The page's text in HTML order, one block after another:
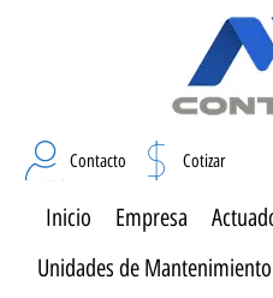
Contacto Cotizar
Inicio Empresa
Unidades de Mantenimiento